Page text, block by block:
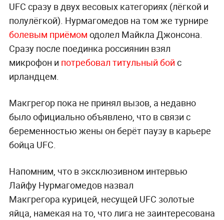
UFC сразу в двух весовых категориях (лёгкой и
полулёгкой). Нурмагомедов на том же турнире
болевым приёмом одолел Майкла Джонсона.
Сразу после поединка россиянин взял
микрофон и потребовал титульный бой с
ирландцем.
Макгрегор пока не принял вызов, а недавно
было официально объявлено, что в связи с
беременностью жены он берёт паузу в карьере
бойца UFC.
Напомним, что в эксклюзивном интервью
Лайфу Нурмагомедов назвал
Макгрегора курицей, несущей UFC золотые
яйца, намекая на то, что лига не заинтересована